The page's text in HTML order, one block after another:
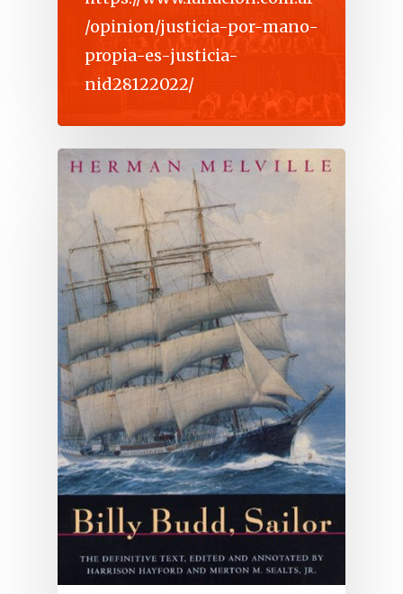
/opinion/justicia-por-mano-
propia-es-justicia-
nid28122022/